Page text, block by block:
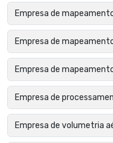
Empresa de
Empresa de
Empresa de
Empresa de
Empresa de volumetria